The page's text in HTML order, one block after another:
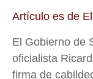
Artículo es de
El Gobierno de
oficialista
firma de